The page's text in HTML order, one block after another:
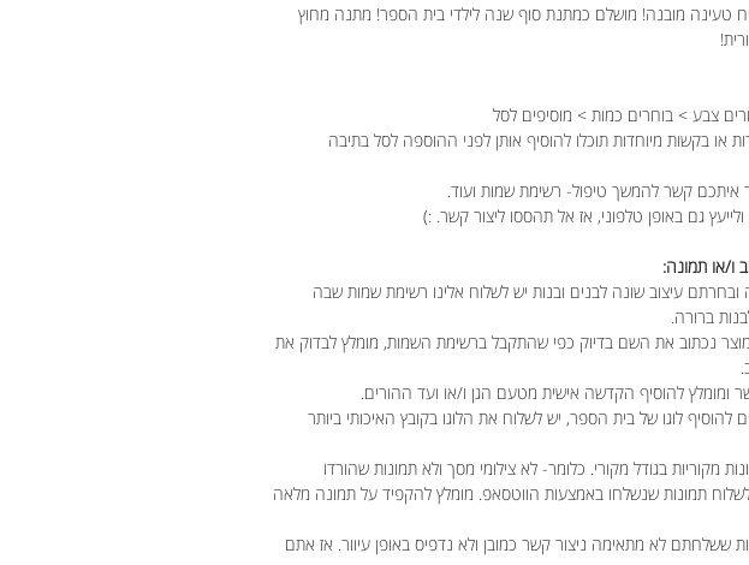
מובנה! מושלם כמתנת סוף שנה לילדי בית הספר! מתנה מחוץ
צבע > בוחרים כמות > מוסיפים לסל
או בקשות מיוחדות תוכלו להוסיף אותן לפני ההוספה לסל בתיבה
איתכם קשר להמשך טיפול- רשימת שמות ועוד.
גם באופן טלפוני, אז אל תהססו ליצור קשר. :)
ו/או תמונה:
ובחרתם עיצוב שונה לבנים ובנות יש לשלוח אלינו רשימת שמות שבה
ברורה.
נכתוב את השם בדיוק כפי שהתקבל ברשימת השמות, מומלץ לבדוק את
ומומלץ להוסיף הקדשה אישית מטעם הגן ו/או ועד ההורים.
להוסיף לוגו של בית הספר, יש לשלוח את הלוגו בקובץ האיכותי ביותר
מקוריות בגודל מקורי. כלומר- לא צילומי מסך ולא תמונות שהורדו
לשלוח תמונות שנשלחו באמצעות הווטסאפ. מומלץ להקפיד על תמונה מלאה
ששלחתם לא מתאימה ניצור קשר כמובן ולא נדפיס באופן עיוור. אז אתם